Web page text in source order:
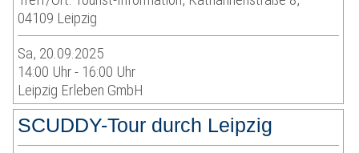
04109 Leipzig
Sa, 20.09.2025
14:00 Uhr - 16:00 Uhr
Leipzig Erleben GmbH
SCUDDY-Tour durch Leipzig